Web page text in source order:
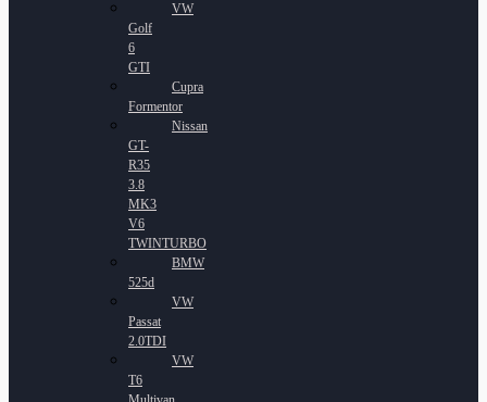
VW
Golf
6
GTI
Cupra
Formentor
Nissan
GT-
R35
3.8
MK3
V6
TWINTURBO
BMW
525d
VW
Passat
2.0TDI
VW
T6